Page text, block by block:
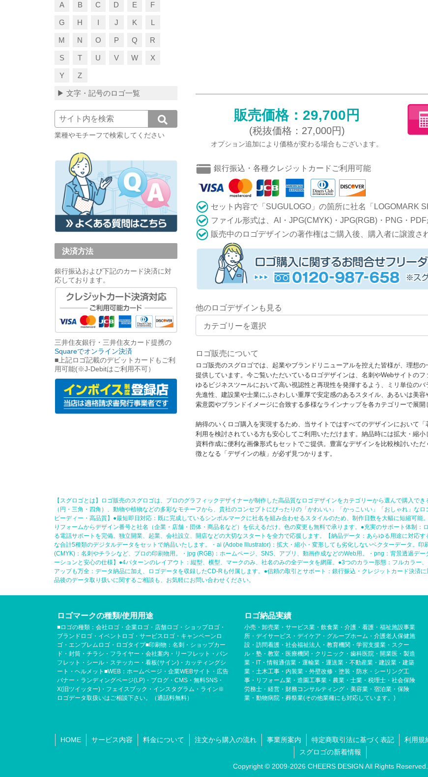
販売価格：29,700円
(税抜価格：27,000円)
オプション追加により価格が変わる場合もございます。
銀行振込・各種クレジットカードご利用可能
セット内容で「SUGULOGO」の箇所に社名「LOGOMARK
ファイル形式は、AI・JPG(CMYK)・JPG(RGB)・PNG・PDF
販売中のロゴデザインの著作権はご購入後、購入者に譲渡さ
他のロゴデザインも見る
ロゴ販売について
ロゴ販売のスグロゴでは、起業やブランドリニューアルを控えた皆様が、理想
提供しています。今ご覧いただいているロゴデザインは、名刺やWebサイトの
ゆるビジネスツールにおいて高い視認性と再現性を発揮するよう、ミリ単位の
先進性、建設業や士業にふさわしい重厚で安定感のあるスタイル、あるいは美
索意図やブランドイメージに合致する多様なラインナップを各カテゴリーで展開
納得のいくロゴ購入を実現するため、当サイトではすべてのデザインにおいて
利用を検討されている方も安心してご利用いただけます。納品時には拡大・縮
資料作成に便利な画像形式もセットでご提供。豊富なデザインを比較検討いた
徴となる「デザインの核」が必ず見つかります。
A B C D E F
G H J K L
M N O P Q R
S T U V W X
Y Z
▶ 文字・記号のロゴ一覧
業種やモチーフで検索してください
決済方法
銀行振込および下記のカード決済に対
応しております。
三井住友銀行・三井住友カード提携の
Squareでオンライン決済
■上記ロゴ記載のデビットカードもご利
用可能(※J-Debitはご利用不可）
【スグロゴとは】ロゴ販売のスグロゴは、プロのグラフィックデザイナーが制作した高品質なロゴデザインをカテゴリーから選んで購入で
（円・三角・四角）、動物や植物などの多彩なモチーフから、貴社のコンセプトにぴったりの「かわいい」「かっこいい」「おしゃれ」な
ピーディー・高品質】●最短即日対応：既に完成しているシンボルマークに社名を組み合わせるスタイルのため、制作日数を大幅に短縮可
りフォームからデザイン番号と社名（企業・店舗・団体・商品名など）を伝えるだけ。色の変更も無料で承ります。●充実のサポート体制
る電話サポートを完備。独立開業、起業、会社設立、開店などの大切なスタートを全力で応援します。【納品データ：あらゆる用途に対応
な合計5種類のデジタルデータをセットで納品いたします。・ai (Adobe Illustrator)：拡大・縮小・変形しても劣化しないベクターデータ。
(CMYK)：名刺やチラシなど、プロの印刷物用。・jpg (RGB)：ホームページ、SNS、アプリ、動画作成などのWeb用。・png：背景透過デ
ーションと安心の仕様】●4パターンのレイアウト：縦型、横型、マークのみ、社名のみの全データを網羅。●3つのカラー形態：フルカラー
アップも万全：データ納品に加え、ロゴデータを収録したCD-Rも付属します。●信頼の取引とサポート：銀行振込・クレジットカード決済
品後のデータ取り扱いに関するご相談も、お気軽にお問い合わせください。
ロゴマークの種類/使用用途
■ロゴの種類：会社ロゴ・企業ロゴ・店舗ロゴ・ショップロゴ・
ブランドロゴ・イベントロゴ・サービスロゴ・キャンペーンロ
ゴ・エンブレムロゴ・ロゴタイプ■印刷物：名刺・ショップカー
ド・封筒・チラシ・フライヤー・会社案内・リーフレット・パン
フレット・シール・ステッカー・看板(サイン)・カッティングシ
ート・ヘルメット■WEB：ホームページ・企業WEBサイト・広告
バナー・ランディングページ(LP)・ブログ・CMS・無料SNS・
X(旧ツイッター)・フェイスブック・インスタグラム・ライン※
ロゴデータ取扱いはご相談下さい。（通話料無料）
ロゴ納品実績
小売・卸売業・サービス業・飲食業・介護・看護・福祉施設事業
所・デイサービス・デイケア・グループホーム・介護老人保健施
設・訪問看護・社会福祉法人・教育機関・学習支援業・スクー
ル・塾・教室・医療機関・クリニック・歯科医院・開業医・製造
業・IT・情報通信業・運輸業・運送業・不動産業・建設業・建築
業・土木工事・内装業・外壁改修・塗装・防水・シーリング工
事・リフォーム業・造園工事業・農業・士業・税理士・社会保険
労務士・経営・財務コンサルティング・美容業・宿泊業・保険
業・動物病院・葬祭業(その他業種にも対応しています。)
HOME サービス内容 料金について 注文から購入の流れ 事業所案内 特定商取引法に基づく表記 利用規
スグロゴの新着情報
Copyright © 2009-2026 CHEERS DESIGN All Rights Reserved.